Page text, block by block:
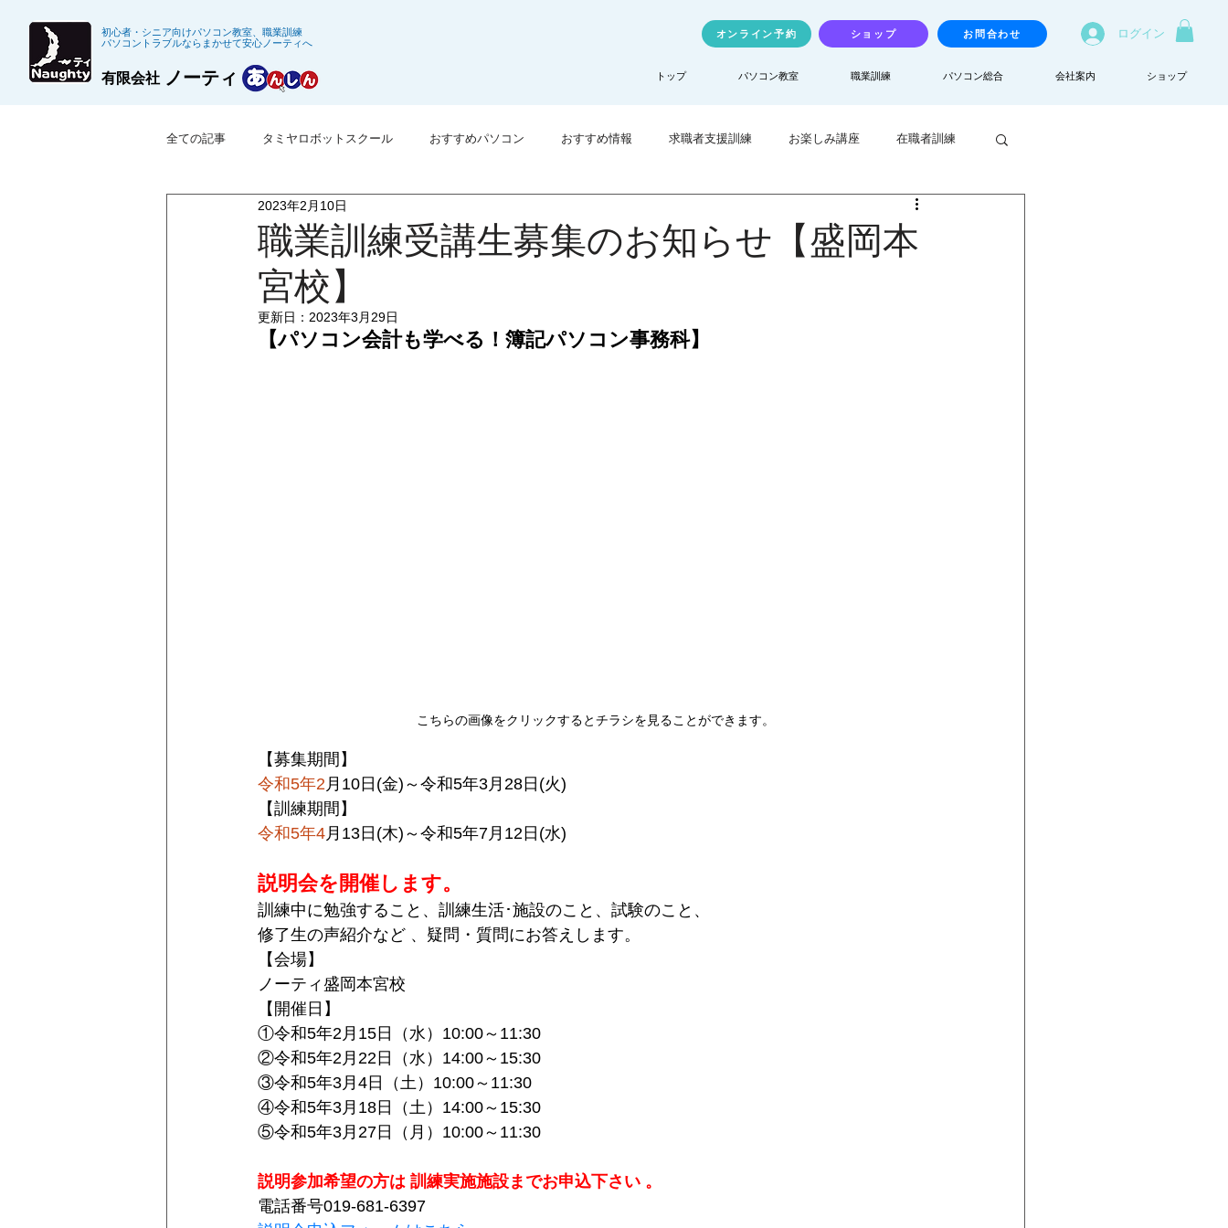
初心者・シニア向けパソコン教室、職業訓練
パソコントラブルならまかせて安心ノーティへ
ノーティ
有限会社
オンライン予約 ショップ お問合わせ ログイン
トップ パソコン教室 職業訓練 パソコン総合 会社案内 ショップ
全ての記事 タミヤロボットスクール おすすめパソコン おすすめ情報 求職者支援訓練 お楽しみ講座 在職者訓練
※募集終了した職業訓練
職業訓練受講生募集のお知らせ【盛岡本
宮校】
2023年2月10日
更新日： 2023年3月29日
【パソコン会計も学べる！簿記パソコン事務科】
こちらの画像をクリックするとチラシを見ることができます。
【募集期間】
令和5年2月10日(金)～令和5年3月28日(火)
【訓練期間】
令和5年4月13日(木)～令和5年7月12日(水)
説明会を開催します。
訓練中に勉強すること、訓練生活･施設のこと、試験のこと、
修了生の声紹介など 、疑問・質問にお答えします。
【会場】
ノーティ盛岡本宮校
【開催日】
①令和5年2月15日（水）10:00～11:30
②令和5年2月22日（水）14:00～15:30
③令和5年3月4日（土）10:00～11:30
④令和5年3月18日（土）14:00～15:30
⑤令和5年3月27日（月）10:00～11:30
説明参加希望の方は 訓練実施施設までお申込下さい 。
電話番号019-681-6397